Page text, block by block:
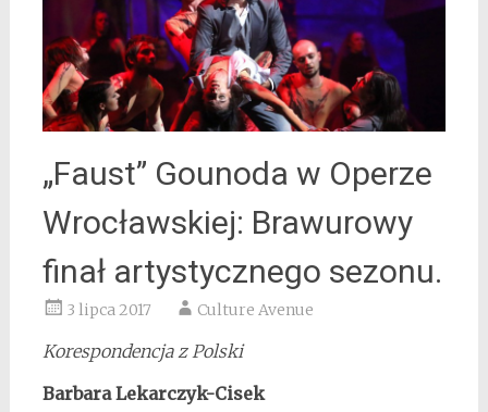
„Faust” Gounoda w Operze
Wrocławskiej: Brawurowy
finał artystycznego sezonu.
3 lipca 2017 Culture Avenue
Korespondencja z Polski
Barbara Lekarczyk-Cisek